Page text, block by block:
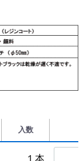
入数
１本